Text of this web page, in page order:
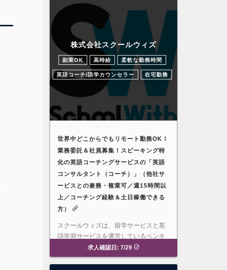
株式会社スクールウィズ
副業OK 高時給 柔軟な勤務時間
英語コーチ/語学カウンセラー 在宅勤務
世界中どこからでもリモート勤務OK！
業務委託＆社員募集！スピーキング特
化の英語コーチングサービスの「英語
コンサルタント（コーチ）」（他社サ
ービスとの兼務・複業可／週15時間以
上／コーチング経験＆土日稼働できる
方）
スクールウィズは、留学サービスと英
語学習サービスを運営しているベンチ
ャー企業です。2024年の夏にリ…
集要項
求人確認日: 7/29